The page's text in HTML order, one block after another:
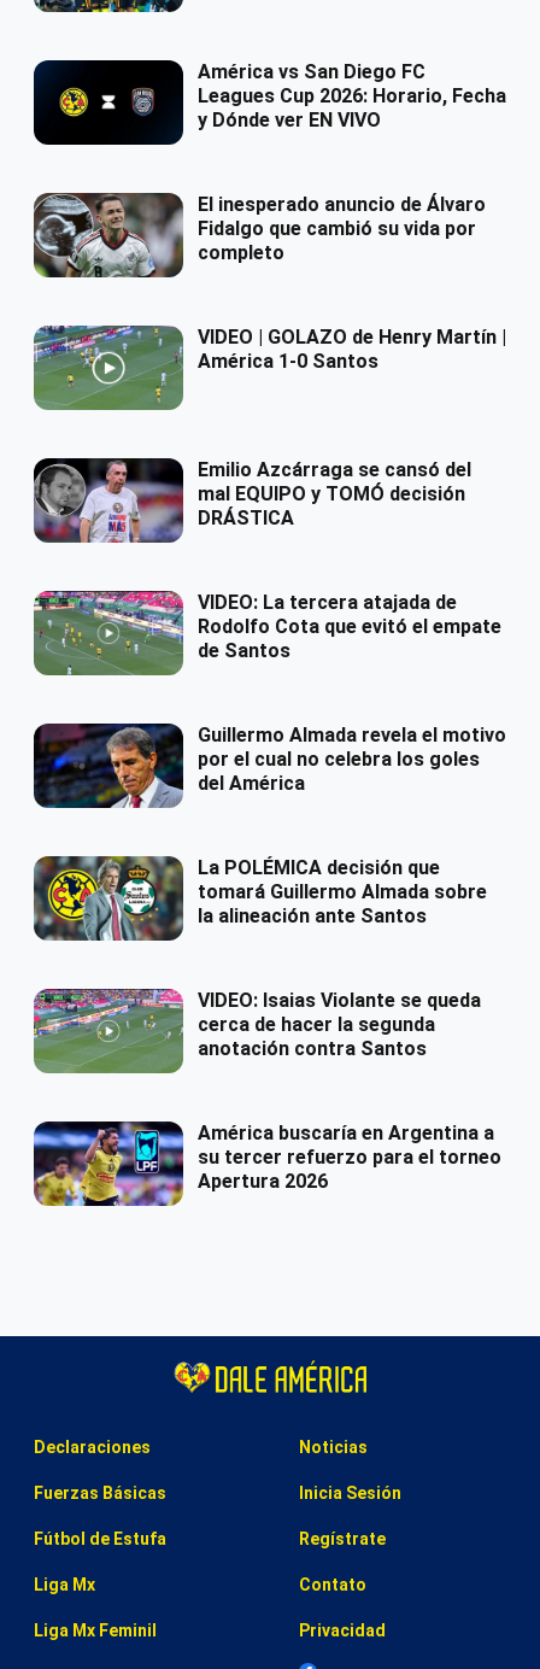
América vs San Diego FC
Leagues Cup 2026: Horario, Fecha
y Dónde ver EN VIVO
El inesperado anuncio de Álvaro
Fidalgo que cambió su vida por
completo
VIDEO | GOLAZO de Henry Martín |
América 1-0 Santos
Emilio Azcárraga se cansó del
mal EQUIPO y TOMÓ decisión
DRÁSTICA
VIDEO: La tercera atajada de
Rodolfo Cota que evitó el empate
de Santos
Guillermo Almada revela el motivo
por el cual no celebra los goles
del América
La POLÉMICA decisión que
tomará Guillermo Almada sobre
la alineación ante Santos
VIDEO: Isaias Violante se queda
cerca de hacer la segunda
anotación contra Santos
América buscaría en Argentina a
su tercer refuerzo para el torneo
Apertura 2026
Declaraciones
Fuerzas Básicas
Fútbol de Estufa
Liga Mx
Liga Mx Feminil
Noticias
Inicia Sesión
Regístrate
Contato
Privacidad